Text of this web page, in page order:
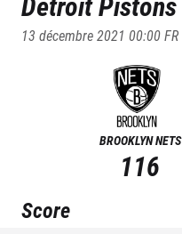
13 décembre 2021 00:00FR
BROOKLYN NETS
116
Score